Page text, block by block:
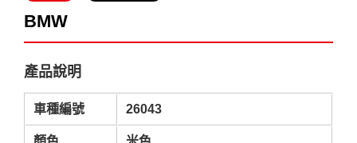
BMW
產品說明
車種編號 26043